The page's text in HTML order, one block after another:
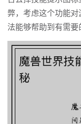
弊，考虑这个功能
法能够帮助到有需要